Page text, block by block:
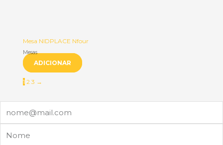
Mesa NIDPLACE Nfour
Mesas
ADICIONAR
1 2 3 →